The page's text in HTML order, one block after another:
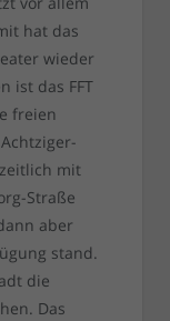
hat das
wieder
ist das FFT
freien
mit
Straße
aber
stand.
die
Das